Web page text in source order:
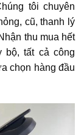
tôi chuyên
cũ, thanh lý
thu mua hết
bộ, tất cả công
chọn hàng đầu